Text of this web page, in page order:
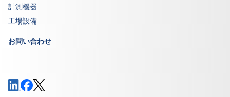
計測機器
工場設備
お問い合わせ